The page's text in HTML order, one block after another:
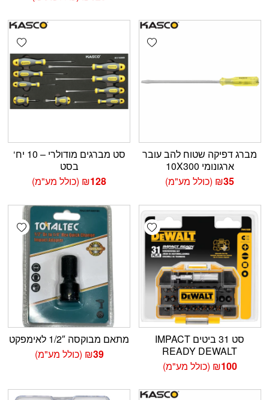
Add wishlist
מברג דפיקה שטוח להב עובר
ארגונומי 10X300
₪35 (כולל מע"מ)
סט מברגים מודולרי – 10 יח‘
בסט
₪128 (כולל מע"מ)
Add wishlist
סט 31 ביטים IMPACT
READY DEWALT
₪100 (כולל מע"מ)
מתאם מבוקסה 1/2″ לאימפקט
₪39 (כולל מע"מ)